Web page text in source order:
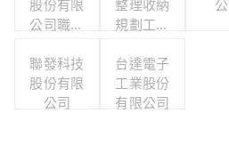
股份有限
公司職工
會
整理收納
規劃工作
聯發科技
股份有限
公司
台達電子
工業股份
有限公司